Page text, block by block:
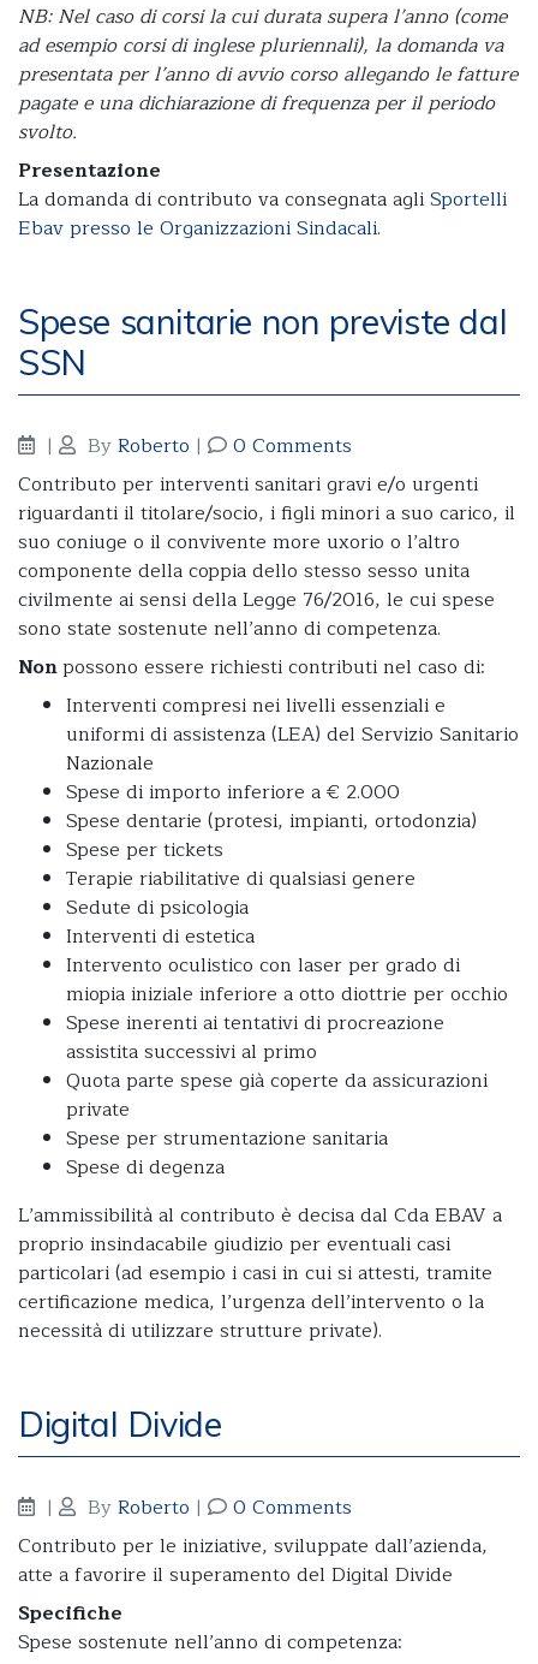
NB: Nel caso di corsi la cui durata supera l’anno (come
ad esempio corsi di inglese pluriennali), la domanda va
presentata per l’anno di avvio corso allegando le fatture
pagate e una dichiarazione di frequenza per il periodo
svolto.
Presentazione
La domanda di contributo va consegnata agliSportelli
Ebav presso le Organizzazioni Sindacali.
Spese sanitarie non previste dal
SSN
| ByRoberto |
0 Comments
Contributo per interventi sanitari gravi e/o urgenti
riguardanti il titolare/socio, i figli minori a suo carico, il
suo coniuge o il convivente more uxorio o l’altro
componente della coppia dello stesso sesso unita
civilmente ai sensi della Legge 76/2016, le cui spese
sono state sostenute nell’anno di competenza.
Nonpossono essere richiesti contributi nel caso di:
Interventi compresi nei livelli essenziali e
uniformi di assistenza (LEA) del Servizio Sanitario
Nazionale
Spese di importo inferiore a € 2.000
Spese dentarie (protesi, impianti, ortodonzia)
Spese per tickets
Terapie riabilitative di qualsiasi genere
Sedute di psicologia
Interventi di estetica
Intervento oculistico con laser per grado di
miopia iniziale inferiore a otto diottrie per occhio
Spese inerenti ai tentativi di procreazione
assistita successivi al primo
Quota parte spese già coperte da assicurazioni
private
Spese per strumentazione sanitaria
Spese di degenza
L’ammissibilità al contributo è decisa dal Cda EBAV a
proprio insindacabile giudizio per eventuali casi
particolari (ad esempio i casi in cui si attesti, tramite
certificazione medica, l’urgenza dell’intervento o la
necessità di utilizzare strutture private).
Digital Divide
| ByRoberto |
0 Comments
Contributo per le iniziative, sviluppate dall’azienda,
atte a favorire il superamento del Digital Divide
Specifiche
Spese sostenute nell’anno di competenza: